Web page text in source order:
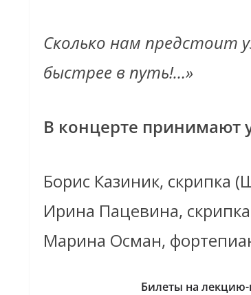
Сколько нам предстоит
быстрее в путь!…»
В концерте принимают
Борис Казиник, скрипка
Ирина Пацевина,
Марина Осман,
Билеты на